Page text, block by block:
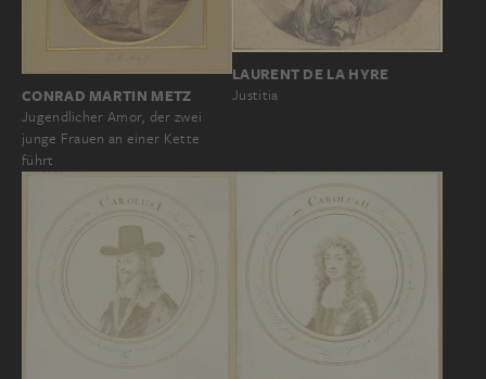
CONRAD MARTIN METZ
Jugendlicher Amor, der zwei
junge Frauen an einer Kette
führt
LAURENT DE LA HYRE
Justitia